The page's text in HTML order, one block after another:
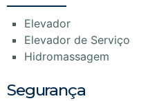
Elevador
Elevador de Serviço
Hidromassagem
Segurança